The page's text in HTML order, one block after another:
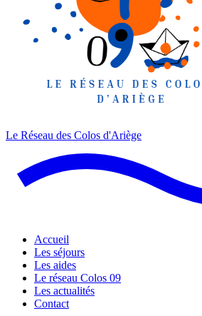
Le Réseau des Colos d'Ariège
Accueil
Les séjours
Les aides
Le réseau Colos 09
Les actualités
Contact